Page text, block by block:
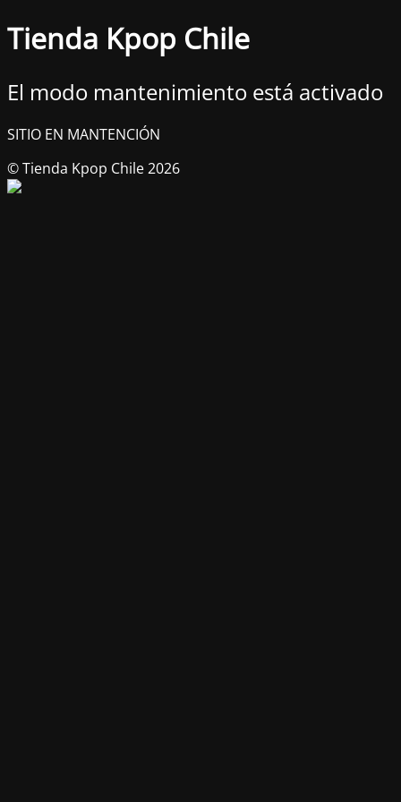
Tienda Kpop Chile
El modo mantenimiento está activado
SITIO EN MANTENCIÓN
© Tienda Kpop Chile 2026